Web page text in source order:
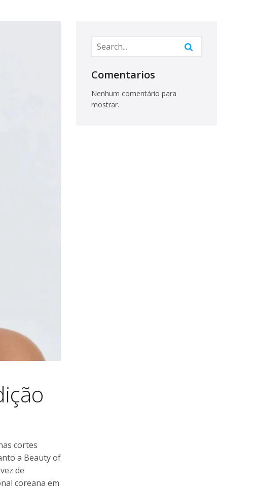
cortes
a Beauty of
de
coreana em
Comentarios
Nenhum comentário para
mostrar.